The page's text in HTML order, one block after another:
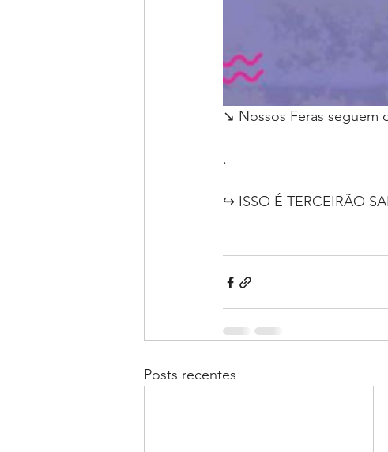
↘ Nossos Feras seguem
.
↪ ISSO É TERCEIRÃO
Posts recentes